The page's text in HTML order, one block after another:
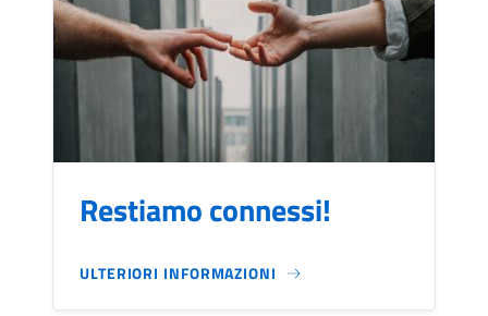
Restiamo connessi!
ULTERIORI INFORMAZIONI